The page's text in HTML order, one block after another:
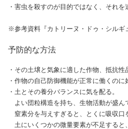
・害虫を殺すのが目的ではなく、それ
予防的な方法
・その土壌と気象に適した作物、抵抗性
・作物の自己防御機能が正常に働くのに
・土とその養分バランスに気を配る。
よい団粒構造を持ち、生物活動が盛ん
窒素分を与えすぎると、とくに吸収口
土にいくつかの微量要素が不足すると